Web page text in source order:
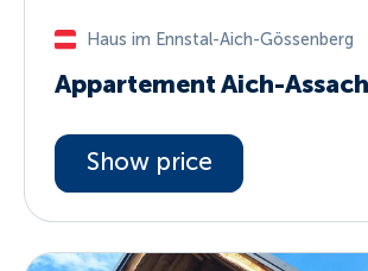
Haus im Ennstal-Aich-Gössenberg
Appartement Aich-Assach
Show price